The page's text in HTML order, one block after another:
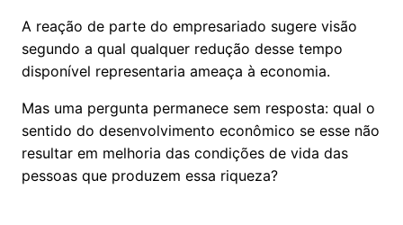
A reação de parte do empresariado sugere visão
segundo a qual qualquer redução desse tempo
disponível representaria ameaça à economia.
Mas uma pergunta permanece sem resposta: qual o
sentido do desenvolvimento econômico se esse não
resultar em melhoria das condições de vida das
pessoas que produzem essa riqueza?